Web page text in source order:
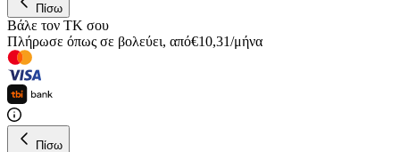
Πίσω
Βάλε τον ΤΚ σου
Πλήρωσε όπως σε βολεύει, από€10,31/μήνα
Πίσω